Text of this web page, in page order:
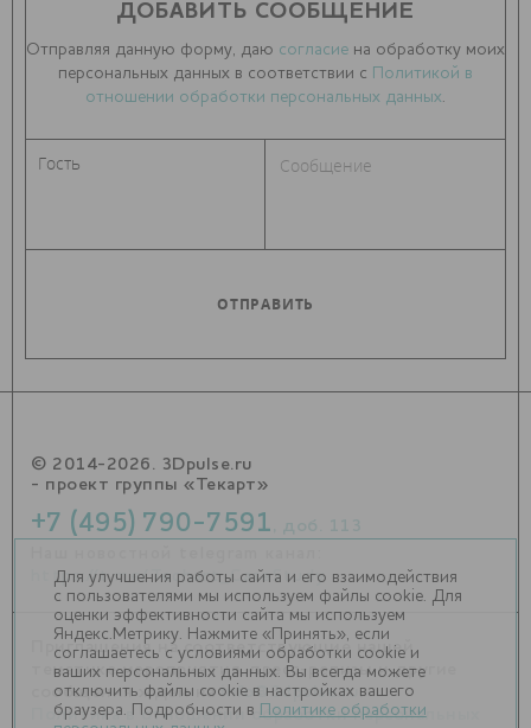
ДОБАВИТЬ СООБЩЕНИЕ
Отправляя данную форму, даю согласие на обработку моих
персональных данных в соответствии с
Политикой в
отношении обработки персональных данных.
© 2014-2026. 3Dpulse.ru
- проект группы «Текарт»
+7 (495) 790-7591
https://t.me/Techart_CaseStudy
Приглашения на соответствующие нашей
тематике мероприятия, пресс-релизы и другие
сообщения ждем наinfo@3dpulse.ru .
Политика в отношении обработки персональных
Для улучшения работы сайта и его взаимодействия
с пользователями мы используем файлы cookie. Для
оценки эффективности сайта мы используем
Яндекс.Метрику. Нажмите «Принять», если
соглашаетесь с условиями обработки cookie и
ваших персональных данных. Вы всегда можете
отключить файлы cookie в настройках вашего
браузера. Подробности в
Политике обработки